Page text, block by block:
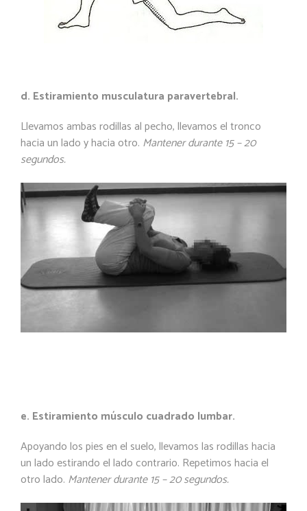
d. Estiramiento musculatura paravertebral.
Llevamos ambas rodillas al pecho, llevamos el tronco
hacia un lado y hacia otro. Mantener durante 15 – 20
segundos.
e. Estiramiento músculo cuadrado lumbar.
Apoyando los pies en el suelo, llevamos las rodillas hacia
un lado estirando el lado contrario. Repetimos hacia el
otro lado. Mantener durante 15 – 20 segundos.